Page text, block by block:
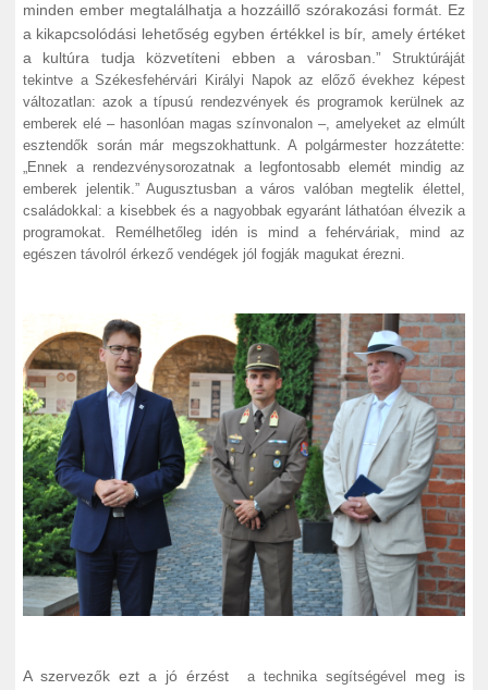
minden ember megtalálhatja a hozzáillő szórakozási formát. Ez
a kikapcsolódási lehetőség egyben értékkel is bír, amely értéket
a kultúra tudja közvetíteni ebben a városban.” Struktúráját
tekintve a Székesfehérvári Királyi Napok az előző évekhez képest
változatlan: azok a típusú rendezvények és programok kerülnek az
emberek elé – hasonlóan magas színvonalon –, amelyeket az elmúlt
esztendők során már megszokhattunk. A polgármester hozzátette:
„Ennek a rendezvénysorozatnak a legfontosabb elemét mindig az
emberek jelentik.” Augusztusban a város valóban megtelik élettel,
családokkal: a kisebbek és a nagyobbak egyaránt láthatóan élvezik a
programokat. Remélhetőleg idén is mind a fehérváriak, mind az
egészen távolról érkező vendégek jól fogják magukat érezni.
A szervezők ezt a jó érzést a technika segítségével meg is